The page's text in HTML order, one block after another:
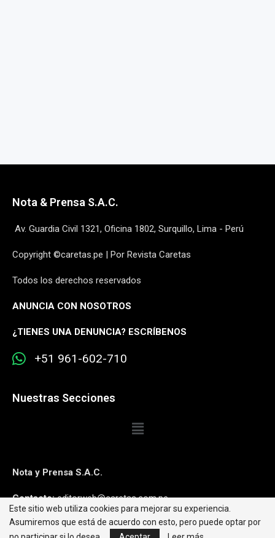
Nota & Prensa S.A.C.
Av. Guardia Civil 1321, Oficina 1802, Surquillo, Lima - Perú
Copyright ©caretas.pe | Por Revista Caretas
Todos los derechos reservados
ANUNCIA CON NOSOTROS
¿TIENES UNA DENUNCIA? ESCRÍBENOS
+51 961-602-710
Nuestras Secciones
Nota y Prensa S.A.C.
Contacto:editorweb@caretas.com.pe
Síguenos:
Este sitio web utiliza cookies para mejorar su experiencia.
Asumiremos que está de acuerdo con esto, pero puede optar por